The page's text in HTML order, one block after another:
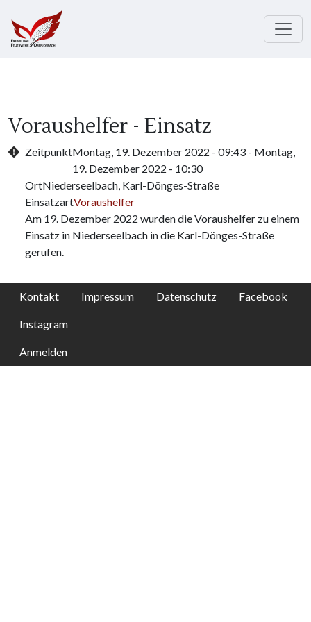
Voraushelfer - Einsatz
ZeitpunktMontag, 19. Dezember 2022 - 09:43 - Montag,
19. Dezember 2022 - 10:30
OrtNiederseelbach, Karl-Dönges-Straße
EinsatzartVoraushelfer
Am 19. Dezember 2022 wurden die Voraushelfer zu einem
Einsatz in Niederseelbach in die Karl-Dönges-Straße
gerufen.
Kontakt Impressum Datenschutz Facebook
Instagram
Anmelden